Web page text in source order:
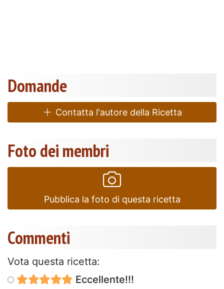
Domande
Contatta l'autore della Ricetta
Foto dei membri
Pubblica la foto di questa ricetta
Commenti
Vota questa ricetta:
Eccellente!!!